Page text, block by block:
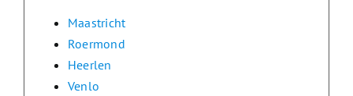
Maastricht
Roermond
Heerlen
Venlo